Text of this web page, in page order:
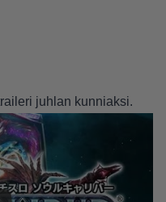
juhlan kunniaksi.